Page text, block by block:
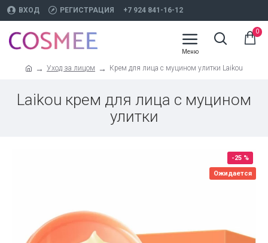
ВХОД РЕГИСТРАЦИЯ +7 924 841-16-12
0
Уход за лицом Крем для лица с муцином улитки Laikou
Laikou крем для лица с муцином
улитки
-25 %
Ожидается